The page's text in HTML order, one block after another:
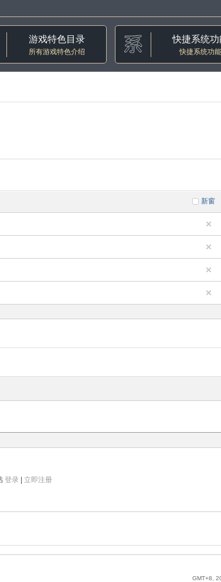
游戏特色目录
所有游戏特色介绍
快捷系统功
快捷系统功能
新窗
登录 立即注册
GMT+8,